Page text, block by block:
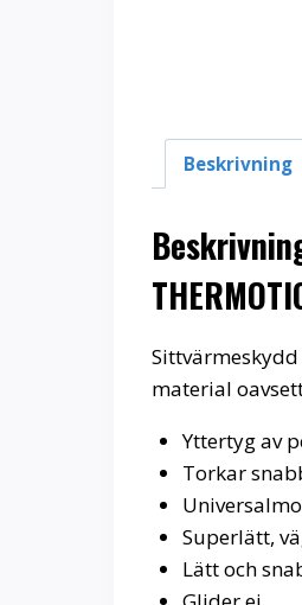
Beskrivning
material
Yttertyg av
Torkar
Superlätt,
Lätt och